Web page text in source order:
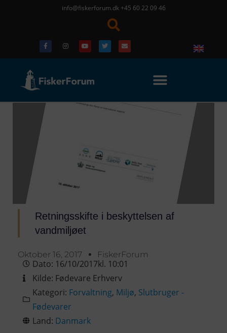
info@fiskerforum.dk +45 60 22 09 46
Retningsskifte i beskyttelsen af
vandmiljøet
Oktober 16, 2017 FiskerForum
Dato: 16/10/2017kl. 10:01
Kilde: Fødevare Erhverv
Kategori: Forvaltning, Miljø, Slutbruger -
Fødevarer
Land: Danmark